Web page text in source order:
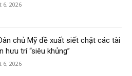
6, 2026
chủ Mỹ đề xuất siết chặt các tài
hưu trí “siêu khủng”
6, 2026